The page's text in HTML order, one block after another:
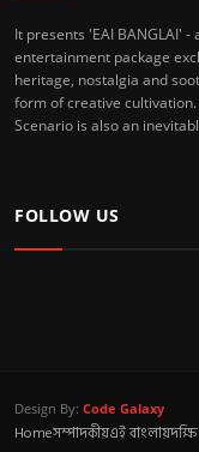
It presents 'EAI BANGLAI'
entertainment package
heritage, nostalgia and
form of creative
Scenario is also an
FOLLOW US
Design By: Code Galaxy
Homeসম্পাদকীয়এই বাংলায়